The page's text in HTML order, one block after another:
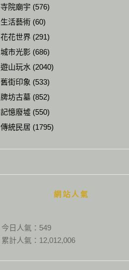
寺院廟宇 (576)
生活藝術 (60)
花花世界 (291)
城市光影 (686)
遊山玩水 (2040)
舊街印象 (533)
牌坊古墓 (852)
記憶廢墟 (550)
傳統民居 (1795)
網站人氣
今日人氣： 549
累計人氣： 12,012,006